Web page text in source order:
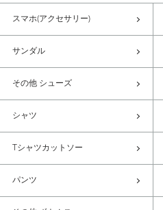
スマホ(アクセサリー)
サンダル
その他 シューズ
シャツ
Tシャツカットソー
パンツ